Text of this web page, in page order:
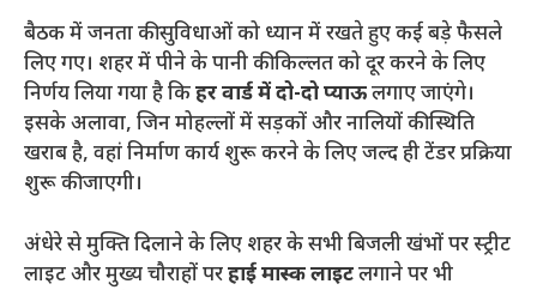
​बैठक में जनता की सुविधाओं को ध्यान में रखते हुए कई बड़े फैसले
लिए गए। शहर में पीने के पानी की किल्लत को दूर करने के लिए
निर्णय लिया गया है किहर वार्ड में दो-दो प्याऊलगाए जाएंगे।
इसके अलावा, जिन मोहल्लों में सड़कों और नालियों की स्थिति
खराब है, वहां निर्माण कार्य शुरू करने के लिए जल्द ही टेंडर प्रक्रिया
शुरू की जाएगी।
​अंधेरे से मुक्ति दिलाने के लिए शहर के सभी बिजली खंभों पर स्ट्रीट
लाइट और मुख्य चौराहों परहाई मास्क लाइटलगाने पर भी